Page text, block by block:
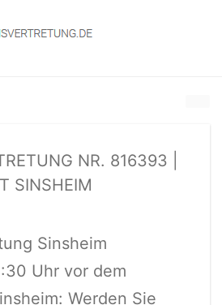
NR. 816393 |
SINSHEIM
Sinsheim
Uhr vor dem
Werden Sie